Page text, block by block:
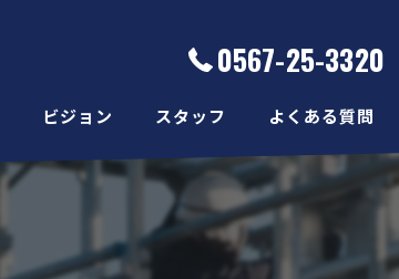
0567-25-3320
ビジョン スタッフ よくある質問